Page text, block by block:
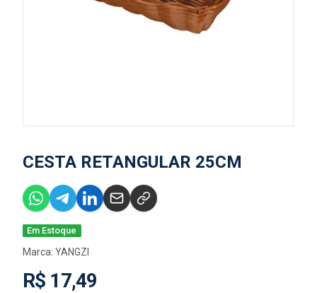
CESTA RETANGULAR 25CM
Em Estoque
Marca: YANGZI
R$ 17,49